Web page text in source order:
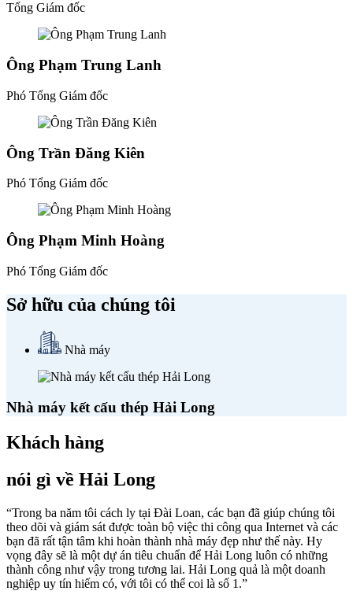
Tổng Giám đốc
Ông Phạm Trung Lanh
Phó Tổng Giám đốc
Ông Trần Đăng Kiên
Phó Tổng Giám đốc
Ông Phạm Minh Hoàng
Phó Tổng Giám đốc
Sở hữu của chúng tôi
Nhà máy
Nhà máy kết cấu thép Hải Long
Khách hàng
nói gì về Hải Long
“Trong ba năm tôi cách ly tại Đài Loan, các bạn đã giúp chúng tôi
theo dõi và giám sát được toàn bộ việc thi công qua Internet và các
bạn đã rất tận tâm khi hoàn thành nhà máy đẹp như thế này. Hy
vọng đây sẽ là một dự án tiêu chuẩn để Hải Long luôn có những
thành công như vậy trong tương lai. Hải Long quả là một doanh
nghiệp uy tín hiếm có, với tôi có thể coi là số 1.”